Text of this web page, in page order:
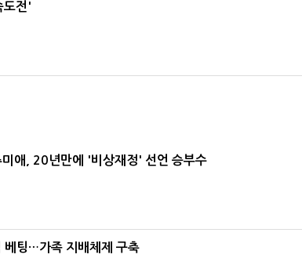
도전'
애, 20년만에 '비상재정' 선언 승부수
베팅…가족 지배체제 구축